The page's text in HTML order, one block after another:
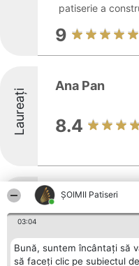
ȘOIMII Patiseri
03:04
Bună, suntem încântați să
să faceți clic pe subiectul
patiserie a
9
Laureați
Ana Pan
8.4
Laureați
ANA Baking
centrul
original, care